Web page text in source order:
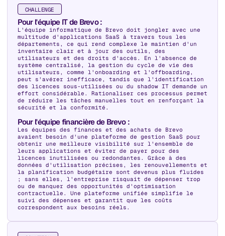
CHALLENGE
Pour l'équipe IT de Brevo :
L'équipe informatique de Brevo doit jongler avec une
multitude d'applications SaaS à travers tous les
départements, ce qui rend complexe le maintien d'un
inventaire clair et à jour des outils, des
utilisateurs et des droits d'accès. En l'absence de
système centralisé, la gestion du cycle de vie des
utilisateurs, comme l'onboarding et l'offboarding,
peut s'avérer inefficace, tandis que l'identification
des licences sous-utilisées ou du shadow IT demande un
effort considérable. Rationaliser ces processus permet
de réduire les tâches manuelles tout en renforçant la
sécurité et la conformité.
Pour l'équipe financière de Brevo :
Les équipes des finances et des achats de Brevo
avaient besoin d'une plateforme de gestion SaaS pour
obtenir une meilleure visibilité sur l'ensemble de
leurs applications et éviter de payer pour des
licences inutilisées ou redondantes. Grâce à des
données d'utilisation précises, les renouvellements et
la planification budgétaire sont devenus plus fluides
; sans elles, l'entreprise risquait de dépenser trop
ou de manquer des opportunités d'optimisation
contractuelle. Une plateforme unifiée simplifie le
suivi des dépenses et garantit que les coûts
correspondent aux besoins réels.